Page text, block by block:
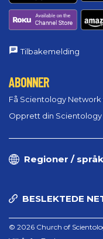
Tilbakemelding
ABONNER
Få Scientology Network
Opprett din
Regioner / språk
BESLEKTEDE
© 2026 Church of